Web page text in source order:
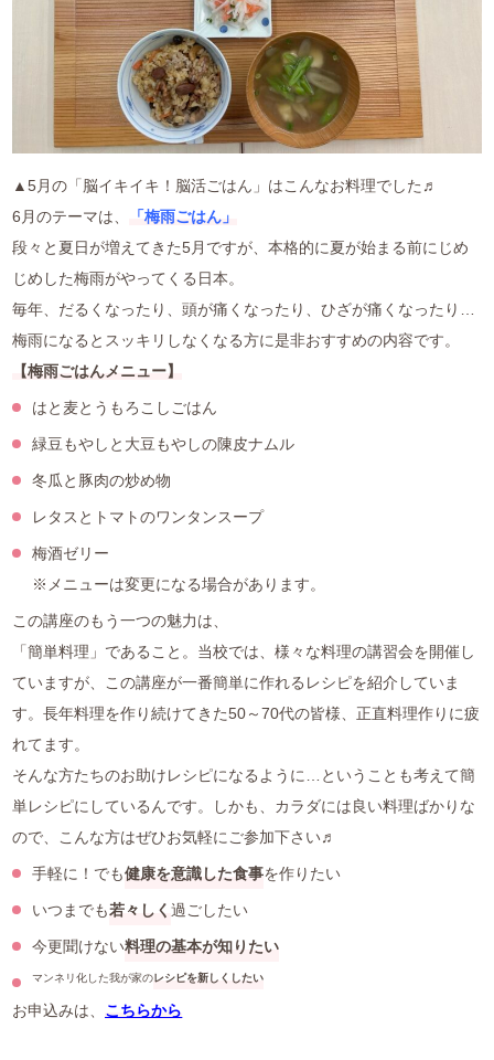
▲5月の「脳イキイキ！脳活ごはん」はこんなお料理でした♬
6月のテーマは、
「梅雨ごはん」
段々と夏日が増えてきた5月ですが、本格的に夏が始まる前にじめ
じめした梅雨がやってくる日本。
毎年、だるくなったり、頭が痛くなったり、ひざが痛くなったり…
梅雨になるとスッキリしなくなる方に是非おすすめの内容です。
【梅雨ごはんメニュー】
はと麦とうもろこしごはん
緑豆もやしと大豆もやしの陳皮ナムル
冬瓜と豚肉の炒め物
レタスとトマトのワンタンスープ
梅酒ゼリー
※メニューは変更になる場合があります。
この講座のもう一つの魅力は、
「簡単料理」であること。当校では、様々な料理の講習会を開催し
ていますが、この講座が一番簡単に作れるレシピを紹介していま
す。長年料理を作り続けてきた50～70代の皆様、正直料理作りに疲
れてます。
そんな方たちのお助けレシピになるように…ということも考えて簡
単レシピにしているんです。しかも、カラダには良い料理ばかりな
ので、こんな方はぜひお気軽にご参加下さい♬
手軽に！でも健康を意識した食事を作りたい
いつまでも若々しく過ごしたい
今更聞けない料理の基本が知りたい
マンネリ化した我が家のレシピを新しくしたい
お申込みは、 こちらから